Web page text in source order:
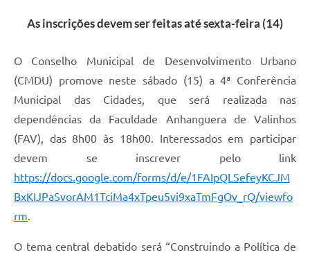
Galeria de Vídeos
Projetos
Contas Públicas
Links
Serviços Online
As inscrições devem ser feitas até sexta-feira (14)
O Conselho Municipal de Desenvolvimento Urbano
(CMDU) promove neste sábado (15) a 4ª Conferência
Municipal das Cidades, que será realizada nas
dependências da Faculdade Anhanguera de Valinhos
(FAV), das 8h00 às 18h00. Interessados em participar
devem se inscrever pelo link
https://docs.google.com/forms/d/e/1FAIpQLSefeyKCJM
BxKIJPaSvorAM1TciMa4xTpeu5vi9xaTmFgOv_rQ/viewfo
rm.
O tema central debatido será “Construindo a Política de